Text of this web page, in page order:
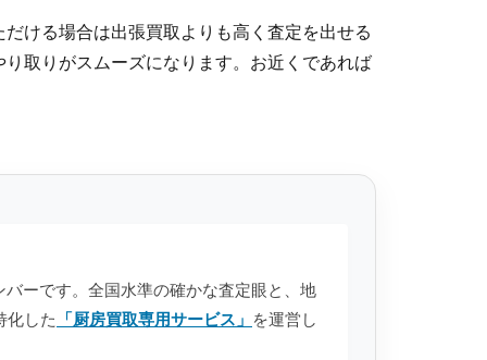
ける場合は出張買取よりも高く査定を出せる
取りがスムーズになります。お近くであれば
ーです。全国水準の確かな査定眼と、地
化した
「厨房買取専用サービス」 を運営し